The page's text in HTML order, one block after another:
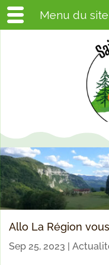
Allo La Région
Sep 25, 2023 |
Menu du site